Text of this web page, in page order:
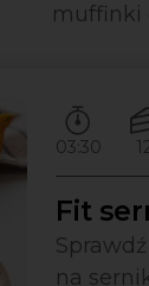
muffinki
Czas
03:30
Ilość
Poziom
Fit
na